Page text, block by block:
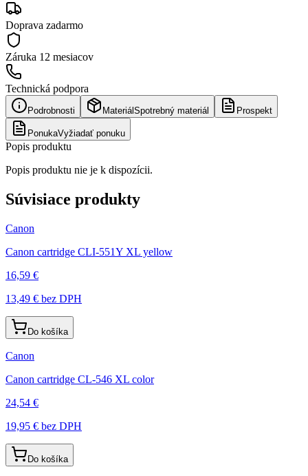
Doprava zadarmo
Záruka 12 mesiacov
Technická podpora
Podrobnosti Materiál Spotrebný materiál Prospekt
PonukaVyžiadať ponuku
Popis produktu
Popis produktu nie je k dispozícii.
Súvisiace produkty
Canon
Canon cartridge CLI-551Y XL yellow
16,59 €
13,49 € bez DPH
Do košíka
Canon
Canon cartridge CL-546 XL color
24,54 €
19,95 € bez DPH
Do košíka